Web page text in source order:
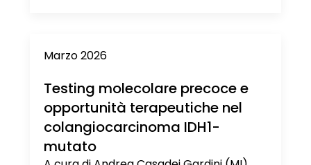
Marzo 2026
Testing molecolare precoce e
opportunità terapeutiche nel
colangiocarcinoma IDH1-
mutato